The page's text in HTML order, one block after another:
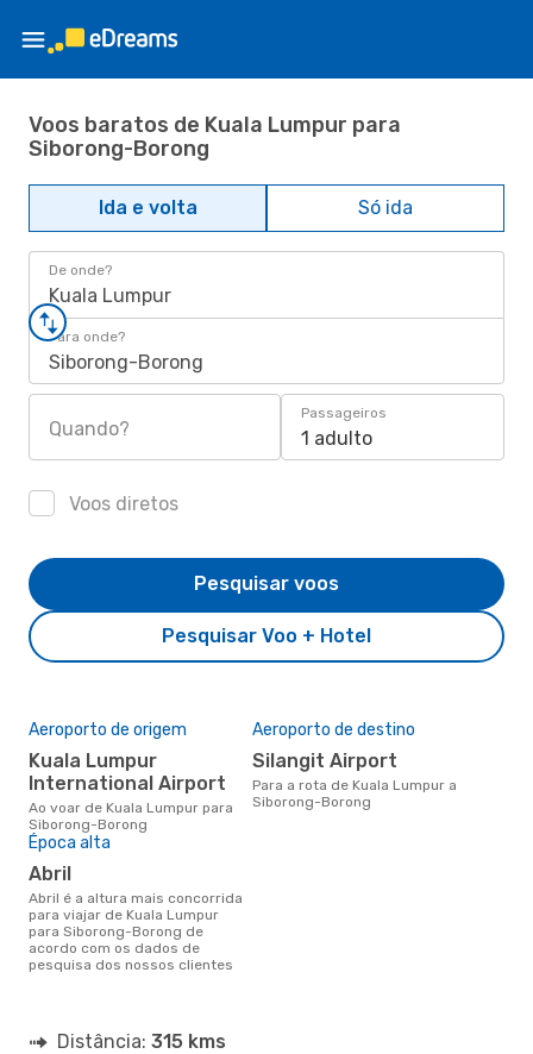
Voos baratos de Kuala Lumpur para
Siborong-Borong
Ida e volta Só ida
De onde?
Kuala Lumpur
Para onde?
Siborong-Borong
Quando?
Passageiros
1 adulto
Voos diretos
Pesquisar Voo + Hotel
Pesquisar voos
Aeroporto de origem
Kuala Lumpur
International Airport
Ao voar de Kuala Lumpur para
Siborong-Borong
Aeroporto de destino
Silangit Airport
Para a rota de Kuala Lumpur a
Siborong-Borong
Época alta
abril
abril é a altura mais concorrida
para viajar de Kuala Lumpur
para Siborong-Borong de
acordo com os dados de
pesquisa dos nossos clientes
Distância: 315 kms